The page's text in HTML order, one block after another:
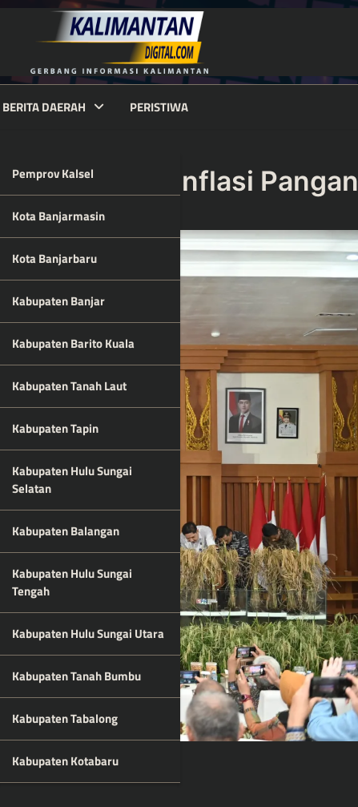
BERITA DAERAH
Pemprov Kalsel
Kota Banjarmasin
Kota Banjarbaru
Kabupaten Banjar
Kabupaten Barito Kuala
Kabupaten Tanah Laut
Kabupaten Tapin
Kabupaten Hulu Sungai
Selatan
Kabupaten Balangan
Kabupaten Hulu Sungai
Tengah
Kabupaten Hulu Sungai Utara
Kabupaten Tanah Bumbu
Kabupaten Tabalong
Kabupaten Kotabaru
PERISTIWA
Kendalikan Inflasi Pangan